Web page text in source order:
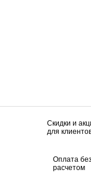
Скидки и
для
Оплата
расчетом